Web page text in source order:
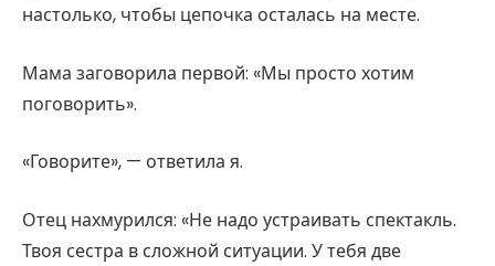
настолько, чтобы цепочка осталась на месте.
Мама заговорила первой: «Мы просто хотим
поговорить».
«Говорите», — ответила я.
Отец нахмурился: «Не надо устраивать спектакль.
Твоя сестра в сложной ситуации. У тебя две